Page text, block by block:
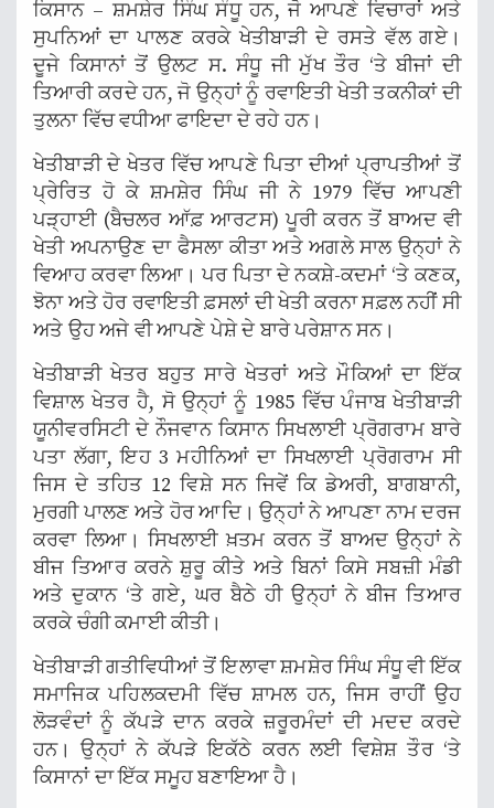
ਕਿਸਾਨ – ਸ਼ਮਸ਼ੇਰ ਸਿੰਘ ਸੰਧੂ ਹਨ, ਜੋ ਆਪਣੇ ਵਿਚਾਰਾਂ ਅਤੇ
ਸੁਪਨਿਆਂ ਦਾ ਪਾਲਣ ਕਰਕੇ ਖੇਤੀਬਾੜੀ ਦੇ ਰਸਤੇ ਵੱਲ ਗਏ।
ਦੂਜੇ ਕਿਸਾਨਾਂ ਤੋਂ ਉਲਟ ਸ. ਸੰਧੂ ਜੀ ਮੁੱਖ ਤੌਰ ‘ਤੇ ਬੀਜਾਂ ਦੀ
ਤਿਆਰੀ ਕਰਦੇ ਹਨ, ਜੋ ਉਨ੍ਹਾਂ ਨੂੰ ਰਵਾਇਤੀ ਖੇਤੀ ਤਕਨੀਕਾਂ ਦੀ
ਤੁਲਨਾ ਵਿੱਚ ਵਧੀਆ ਫਾਇਦਾ ਦੇ ਰਹੇ ਹਨ।
ਖੇਤੀਬਾੜੀ ਦੇ ਖੇਤਰ ਵਿੱਚ ਆਪਣੇ ਪਿਤਾ ਦੀਆਂ ਪ੍ਰਾਪਤੀਆਂ ਤੋਂ
ਪ੍ਰੇਰਿਤ ਹੋ ਕੇ ਸ਼ਮਸ਼ੇਰ ਸਿੰਘ ਜੀ ਨੇ 1979 ਵਿੱਚ ਆਪਣੀ
ਪੜ੍ਹਾਈ (ਬੈਚਲਰ ਆੱਫ਼ ਆਰਟਸ) ਪੂਰੀ ਕਰਨ ਤੋਂ ਬਾਅਦ ਵੀ
ਖੇਤੀ ਅਪਨਾਉਣ ਦਾ ਫੈਸਲਾ ਕੀਤਾ ਅਤੇ ਅਗਲੇ ਸਾਲ ਉਨ੍ਹਾਂ ਨੇ
ਵਿਆਹ ਕਰਵਾ ਲਿਆ। ਪਰ ਪਿਤਾ ਦੇ ਨਕਸ਼ੇ-ਕਦਮਾਂ ‘ਤੇ ਕਣਕ,
ਝੋਨਾ ਅਤੇ ਹੋਰ ਰਵਾਇਤੀ ਫ਼ਸਲਾਂ ਦੀ ਖੇਤੀ ਕਰਨਾ ਸਫ਼ਲ ਨਹੀਂ ਸੀ
ਅਤੇ ਉਹ ਅਜੇ ਵੀ ਆਪਣੇ ਪੇਸ਼ੇ ਦੇ ਬਾਰੇ ਪਰੇਸ਼ਾਨ ਸਨ।
ਖੇਤੀਬਾੜੀ ਖੇਤਰ ਬਹੁਤ ਸਾਰੇ ਖੇਤਰਾਂ ਅਤੇ ਮੌਕਿਆਂ ਦਾ ਇੱਕ
ਵਿਸ਼ਾਲ ਖੇਤਰ ਹੈ, ਸੋ ਉਨ੍ਹਾਂ ਨੂੰ 1985 ਵਿੱਚ ਪੰਜਾਬ ਖੇਤੀਬਾੜੀ
ਯੂਨੀਵਰਸਿਟੀ ਦੇ ਨੌਜਵਾਨ ਕਿਸਾਨ ਸਿਖਲਾਈ ਪ੍ਰੋਗਰਾਮ ਬਾਰੇ
ਪਤਾ ਲੱਗਾ, ਇਹ 3 ਮਹੀਨਿਆਂ ਦਾ ਸਿਖਲਾਈ ਪ੍ਰੋਗਰਾਮ ਸੀ
ਜਿਸ ਦੇ ਤਹਿਤ 12 ਵਿਸ਼ੇ ਸਨ ਜਿਵੇਂ ਕਿ ਡੇਅਰੀ, ਬਾਗਬਾਨੀ,
ਮੁਰਗੀ ਪਾਲਣ ਅਤੇ ਹੋਰ ਆਦਿ। ਉਨ੍ਹਾਂ ਨੇ ਆਪਣਾ ਨਾਮ ਦਰਜ
ਕਰਵਾ ਲਿਆ। ਸਿਖਲਾਈ ਖ਼ਤਮ ਕਰਨ ਤੋਂ ਬਾਅਦ ਉਨ੍ਹਾਂ ਨੇ
ਬੀਜ ਤਿਆਰ ਕਰਨੇ ਸ਼ੁਰੂ ਕੀਤੇ ਅਤੇ ਬਿਨਾਂ ਕਿਸੇ ਸਬਜ਼ੀ ਮੰਡੀ
ਅਤੇ ਦੁਕਾਨ ‘ਤੇ ਗਏ, ਘਰ ਬੈਠੇ ਹੀ ਉਨ੍ਹਾਂ ਨੇ ਬੀਜ ਤਿਆਰ
ਕਰਕੇ ਚੰਗੀ ਕਮਾਈ ਕੀਤੀ।
ਖੇਤੀਬਾੜੀ ਗਤੀਵਿਧੀਆਂ ਤੋਂ ਇਲਾਵਾ ਸ਼ਮਸ਼ੇਰ ਸਿੰਘ ਸੰਧੂ ਵੀ ਇੱਕ
ਸਮਾਜਿਕ ਪਹਿਲਕਦਮੀ ਵਿੱਚ ਸ਼ਾਮਲ ਹਨ, ਜਿਸ ਰਾਹੀਂ ਉਹ
ਲੋੜਵੰਦਾਂ ਨੂੰ ਕੱਪੜੇ ਦਾਨ ਕਰਕੇ ਜ਼ਰੂਰਮੰਦਾਂ ਦੀ ਮਦਦ ਕਰਦੇ
ਹਨ। ਉਨ੍ਹਾਂ ਨੇ ਕੱਪੜੇ ਇਕੱਠੇ ਕਰਨ ਲਈ ਵਿਸ਼ੇਸ਼ ਤੌਰ ‘ਤੇ
ਕਿਸਾਨਾਂ ਦਾ ਇੱਕ ਸਮੂਹ ਬਣਾਇਆ ਹੈ।